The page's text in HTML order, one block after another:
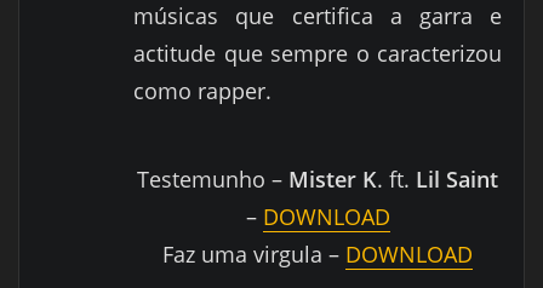
músicas que certifica a garra e
actitude que sempre o caracterizou
como rapper.
Testemunho – Mister K. ft. Lil Saint
– DOWNLOAD
Faz uma virgula – DOWNLOAD